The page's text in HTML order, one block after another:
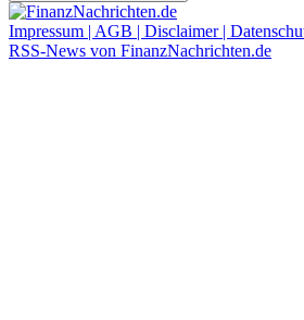
Impressum | AGB | Disclaimer |
RSS-News von FinanzNachrichten.de